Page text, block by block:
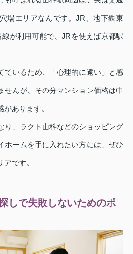
場エリアなんです。JR、地下鉄東
が利用可能で、JRを使えば京都駅
ているため、「心理的に遠い」と感
せんが、その分マンション価格は中
あります。
り、ラクト山科などのショッピング
ホームを手に入れたい方には、ぜひ
です。
しで失敗しないためのポ